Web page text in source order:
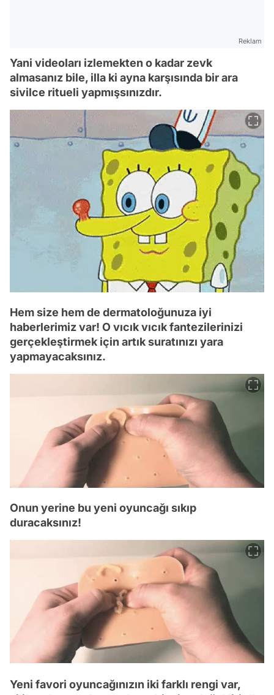
Reklam
Yani videoları izlemekten o kadar zevk
almasanız bile, illa ki ayna karşısında bir ara
sivilce ritueli yapmışsınızdır.
Hem size hem de dermatoloğunuza iyi
haberlerimiz var! O vıcık vıcık fantezilerinizi
gerçekleştirmek için artık suratınızı yara
yapmayacaksınız.
Onun yerine bu yeni oyuncağı sıkıp
duracaksınız!
Yeni favori oyuncağınızın iki farklı rengi var,